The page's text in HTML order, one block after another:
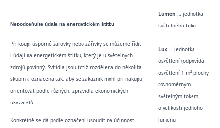
Nepodceňujte údaje na energetickém štítku
Při koupi úsporné žárovky nebo zářivky se můžeme řídit
i údaji na energetickém štítku, který je u světelných
zdrojů povinný. Svítidla jsou totiž rozdělena do několika
skupin a označena tak, aby se zákazník mohl při nákupu
orientovat podle různých, zpravidla ekonomických
ukazatelů.
Konkrétně se dá podle označení usoudit na účinnost
Lumen … jednotka
světelného toku
Lux … jednotka
osvětlení (odpovídá
osvětlení 1 m² plochy
rovnoměrným
světelným tokem
o velikosti jednoho
lumenu